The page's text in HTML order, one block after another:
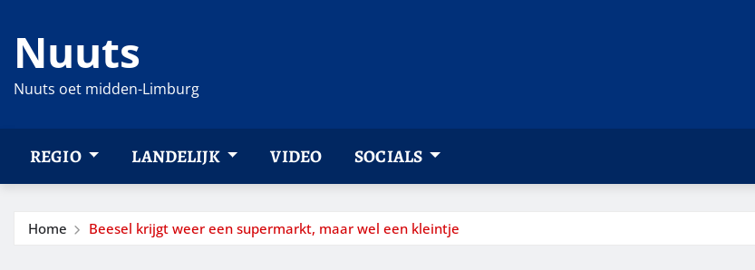
naar
inhoud
Nuuts
Nuuts oet midden-Limburg
REGIO LANDELIJK VIDEO SOCIALS
Home Beesel krijgt weer een supermarkt, maar wel een kleintje